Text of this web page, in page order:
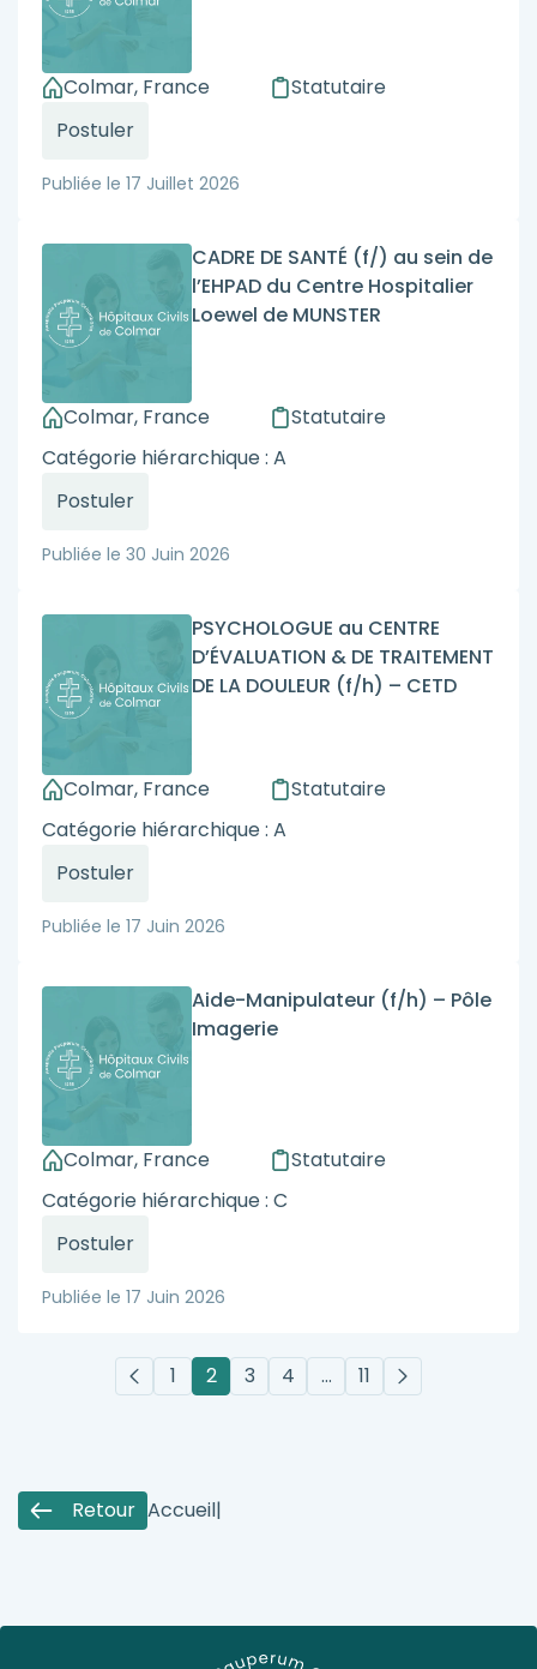
Colmar, France
Statutaire
Postuler
Publiée le 17 Juillet 2026
CADRE DE SANTÉ (f/) au sein de
l’EHPAD du Centre Hospitalier
Loewel de MUNSTER
Colmar, France
Statutaire
Catégorie hiérarchique : A
Postuler
Publiée le 30 Juin 2026
PSYCHOLOGUE au CENTRE
D’ÉVALUATION & DE TRAITEMENT
DE LA DOULEUR (f/h) – CETD
Colmar, France
Statutaire
Catégorie hiérarchique : A
Postuler
Publiée le 17 Juin 2026
Aide-Manipulateur (f/h) – Pôle
Imagerie
Colmar, France
Statutaire
Catégorie hiérarchique : C
Postuler
Publiée le 17 Juin 2026
1 2 3 4 … 11
Retour Accueil|